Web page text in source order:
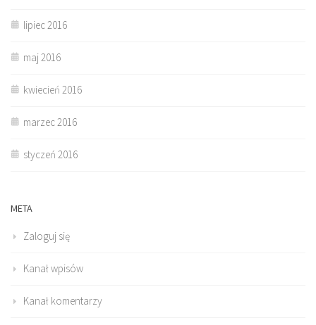
lipiec 2016
maj 2016
kwiecień 2016
marzec 2016
styczeń 2016
META
Zaloguj się
Kanał wpisów
Kanał komentarzy